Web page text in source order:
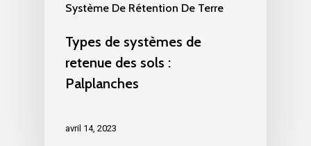
Système De Rétention De Terre
Types de systèmes de
retenue des sols :
Palplanches
avril 14, 2023